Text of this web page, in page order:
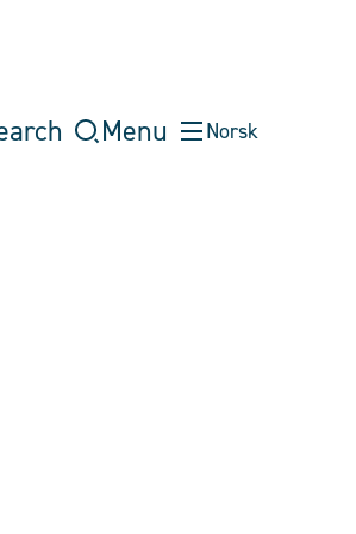
Menu Norsk